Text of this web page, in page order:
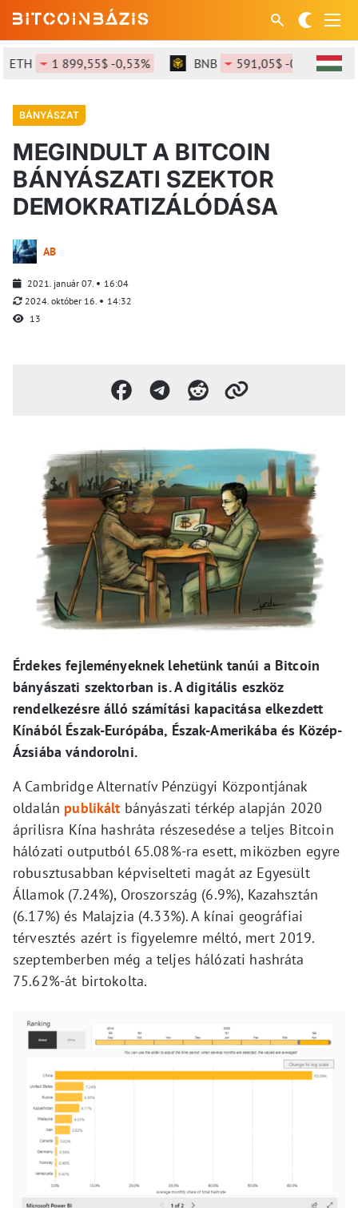
1 899,55$ -0,53% BNB 591,05$ -0,45%
BÁNYÁSZAT
MEGINDULT A BITCOIN
BÁNYÁSZATI SZEKTOR
DEMOKRATIZÁLÓDÁSA
AB
2021. január 07.
16:04
2024. október 16.
14:32
13
Érdekes fejleményeknek lehetünk tanúi a Bitcoin
bányászati szektorban is. A digitális eszköz
rendelkezésre álló számítási kapacitása elkezdett
Kínából Észak-Európába, Észak-Amerikába és Közép-
Ázsiába vándorolni.
A Cambridge Alternatív Pénzügyi Központjának
oldalán publikált bányászati térkép alapján 2020
áprilisra Kína hashráta részesedése a teljes Bitcoin
hálózati outputból 65.08%-ra esett, miközben egyre
robusztusabban képviselteti magát az Egyesült
Államok (7.24%), Oroszország (6.9%), Kazahsztán
(6.17%) és Malajzia (4.33%). A kínai geográfiai
térvesztés azért is figyelemre méltó, mert 2019.
szeptemberben még a teljes hálózati hashráta
75.62%-át birtokolta.